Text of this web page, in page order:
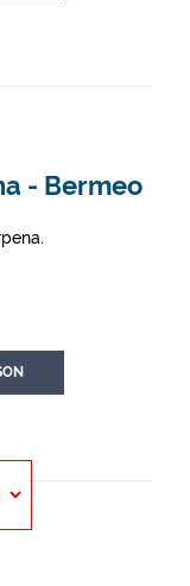
- Bermeo